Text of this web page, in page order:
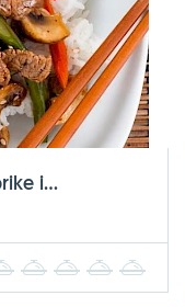
i...
2 3 4